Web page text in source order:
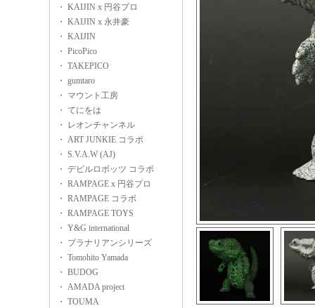
・ KAIJIN x 円谷プロ
・ KAIJIN x 永井豪
・ KAIJIN
・ PicoPico
・ TAKEPICO
・ gumtaro
・ マウント工房
・ てにをは
・ レオンチャンネル
・ ART JUNKIE コラボ
・ S.V.A.W (AJ)
・ デビルロボッツ コラボ
・ RAMPAGE x 円谷プロ
・ RAMPAGE コラボ
・ RAMPAGE TOYS
・ Y&G international
・ プラナリアンシリーズ
・ Tomohito Yamada
・ BUDOG
・ AMADA project
・ TOUMA